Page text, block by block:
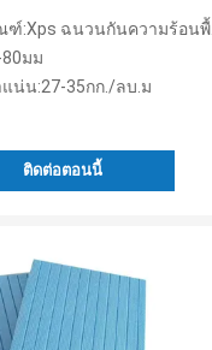
ฉนวนกันความร้อนพื้นกระดานอัดรีด
มม
น่น:27-35กก./ลบ.ม
ติดต่อตอนนี้